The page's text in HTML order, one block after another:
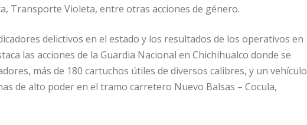
Transporte Violeta, entre otras acciones de género.
delictivos en el estado y los resultados de los operativos en
las acciones de la Guardia Nacional en Chichihualco donde se
más de 180 cartuchos útiles de diversos calibres, y un vehículo
de alto poder en el tramo carretero Nuevo Balsas – Cocula,